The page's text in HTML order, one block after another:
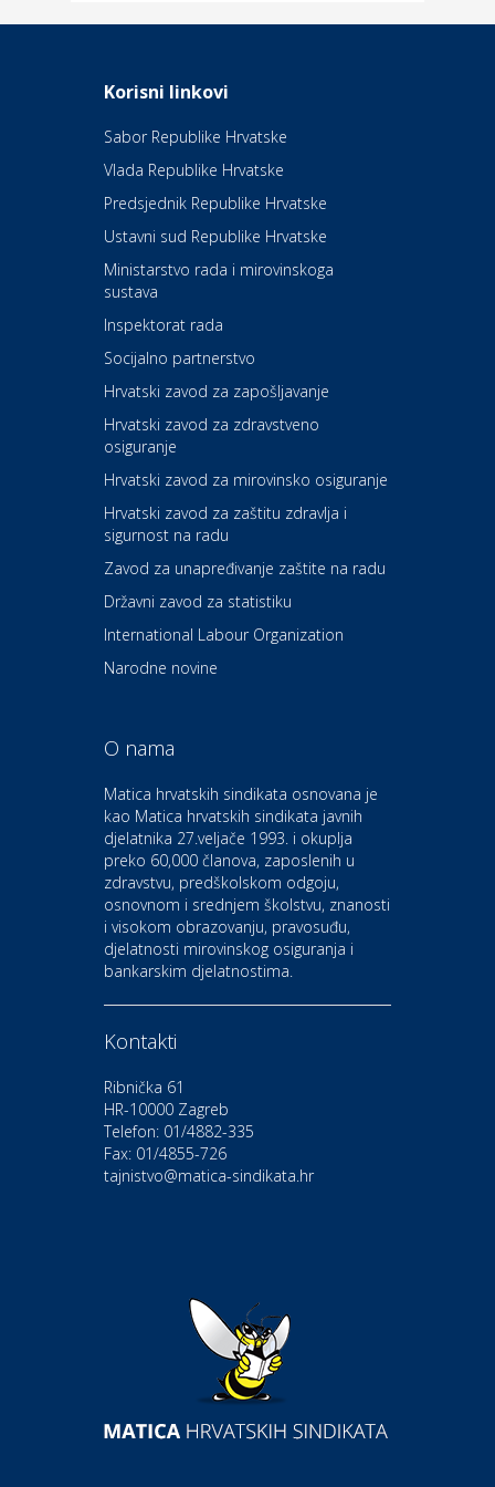
Daruvarske toplice – ljekovita
Kultura i edukacija
Kazalište Kerempuh
Kultura i edukacija
Kazalište ZKM
Auto-moto i tehnika
Zdravlje i osiguranje
Povoljnosti
Dental Sudar
Dom i dizajn
Euro-vrt – kosilice, motorne
Odmor
Bistrica
Auto-moto i tehnika
CIAK Auto d.o.o.
Kultura i edukacija
Kazalište Gavella
Moda i ljepota
Gastro
Hotel Bunčić Vrbovec
Izletište i vinotočje VINIA
Popusti na naočale u Optici
Aralica
Korisni linkovi
Sabor Republike Hrvatske
Vlada Republike Hrvatske
Predsjednik Republike Hrvatske
Ustavni sud Republike Hrvatske
Ministarstvo rada i mirovinskoga
sustava
Inspektorat rada
Socijalno partnerstvo
Hrvatski zavod za zapošljavanje
Hrvatski zavod za zdravstveno
osiguranje
Hrvatski zavod za mirovinsko osiguranje
Hrvatski zavod za zaštitu zdravlja i
sigurnost na radu
Zavod za unapređivanje zaštite na radu
Državni zavod za statistiku
International Labour Organization
Narodne novine
O nama
Matica hrvatskih sindikata osnovana je
kao Matica hrvatskih sindikata javnih
djelatnika 27.veljače 1993. i okuplja
preko 60,000 članova, zaposlenih u
zdravstvu, predškolskom odgoju,
osnovnom i srednjem školstvu, znanosti
i visokom obrazovanju, pravosuđu,
djelatnosti mirovinskog osiguranja i
bankarskim djelatnostima.
Kontakti
Ribnička 61
HR-10000 Zagreb
Telefon: 01/4882-335
Fax: 01/4855-726
tajnistvo@matica-sindikata.hr